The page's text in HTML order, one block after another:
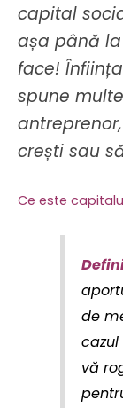
capital
așa până
face!
spune
crești sau
Ce este
de
vă